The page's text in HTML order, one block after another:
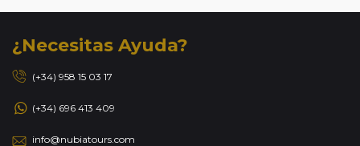
¿Necesitas Ayuda?
(+34) 958 15 03 17
(+34) 696 413 409
info@nubiatours.com